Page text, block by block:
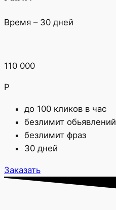
Время – 30 дней
110 000
Р
до 100 кликов в час
безлимит обьявлений
безлимит фраз
30 дней
Заказать